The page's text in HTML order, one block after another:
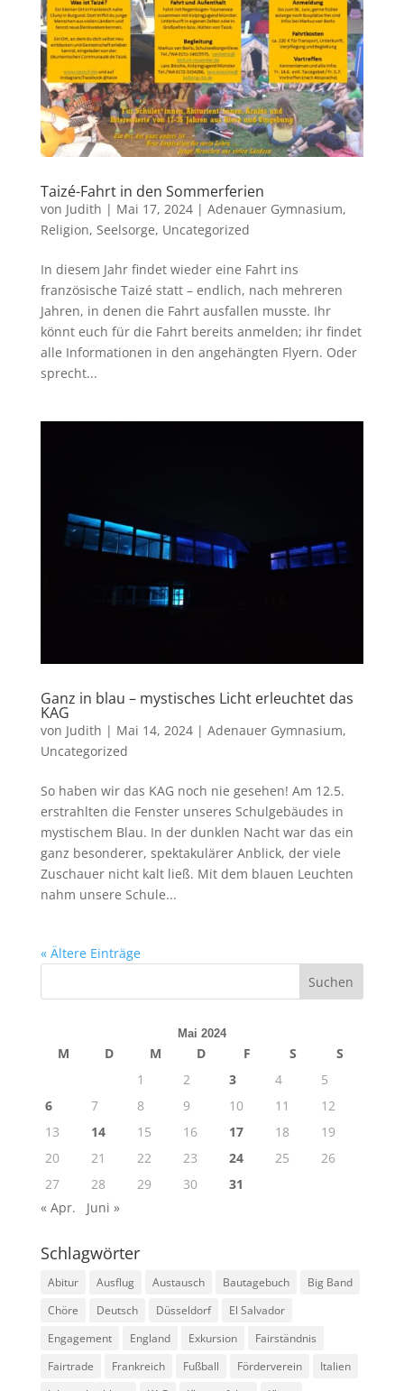
Taizé-Fahrt in den Sommerferien
von Judith | Mai 17, 2024| Adenauer Gymnasium,
Religion, Seelsorge, Uncategorized
In diesem Jahr findet wieder eine Fahrt ins
französische Taizé statt – endlich, nach mehreren
Jahren, in denen die Fahrt ausfallen musste. Ihr
könnt euch für die Fahrt bereits anmelden; ihr findet
alle Informationen in den angehängten Flyern. Oder
sprecht...
Ganz in blau – mystisches Licht erleuchtet das
KAG
von Judith | Mai 14, 2024| Adenauer Gymnasium,
Uncategorized
So haben wir das KAG noch nie gesehen! Am 12.5.
erstrahlten die Fenster unseres Schulgebäudes in
mystischem Blau. In der dunklen Nacht war das ein
ganz besonderer, spektakulärer Anblick, der viele
Zuschauer nicht kalt ließ. Mit dem blauen Leuchten
nahm unsere Schule...
« Ältere Einträge
Mai 2024
M D M D F S
S
1
2 3 4
5
6
7 8 9 10 11
12
13
14 15 16 17 18
19
20
21 22 23 24 25
26
27
28 29 30
31
« Apr.
Juni »
Schlagwörter
Abitur Ausflug Austausch Bautagebuch
Big Band
Chöre
Deutsch Düsseldorf
El Salvador
Engagement
England Exkursion
Fairständnis
Fairtrade
Frankreich Fußball Förderverein
Italien